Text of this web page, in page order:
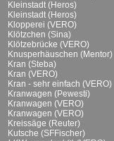
Kleinstadt (Heros)
Kleinstadt (Heros)
Klopperei (VERO)
Klötzchen (Sina)
Klötzebrücke (VERO)
Knusperhäuschen (Mentor)
Kran (Steba)
Kran (VERO)
Kran - sehr einfach (VERO)
Kranwagen (Pewesti)
Kranwagen (VERO)
Kranwagen (VERO)
Kreissäge (Reuter)
Kutsche (SFFischer)